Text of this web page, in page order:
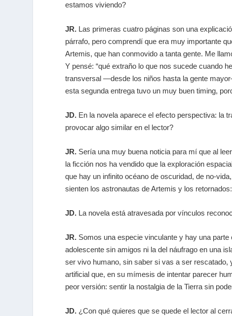
estamos viviendo?
JR. Las primeras cuatro páginas son una
párrafo, pero comprendí que era muy importante
Artemis, que han conmovido a tanta gente. Me
Y pensé: “qué extraño lo que nos sucede cuando
transversal —desde los niños hasta la gente
esta segunda entrega tuvo un muy buen timing,
JD. En la novela aparece el efecto perspectiva: la
provocar algo similar en el lector?
JR. Sería una muy buena noticia para mí que al
la ficción nos ha vendido que la exploración
que hay un infinito océano de oscuridad, de no-
sienten los astronautas de Artemis y los
JD. La novela está atravesada por vínculos
JR. Somos una especie vinculante y hay una
adolescente sin amigos ni la del náufrago en una
ser vivo humano, sin saber si vas a ser
artificial que, en su mímesis de intentar parecer
peor versión: sentir la nostalgia de la Tierra sin
JD. ¿Con qué quieres que se quede el lector al